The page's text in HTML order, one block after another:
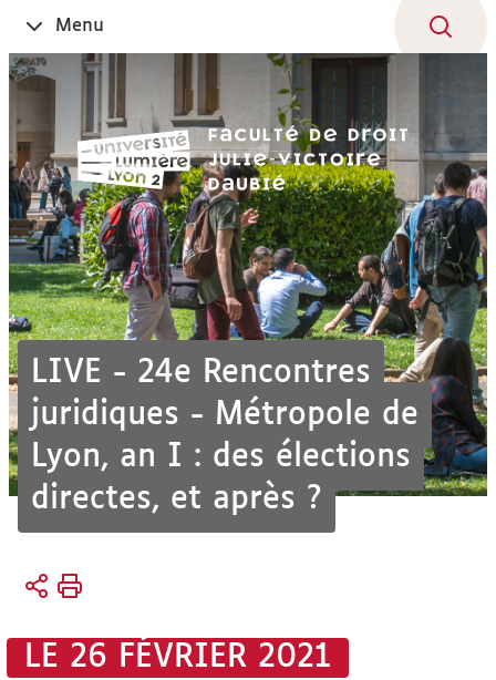
contenu
Ouvrir
le
Menu
LIVE - 24e Rencontres
juridiques - Métropole de
Lyon, an I : des élections
directes, et après ?
Vous
Accueil
la faculté
LE 26 FÉVRIER 2021